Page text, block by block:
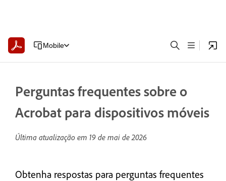
Mobile
Perguntas frequentes sobre o
Acrobat para dispositivos móveis
Última atualização em 19 de mai de 2026
Obtenha respostas para perguntas frequentes